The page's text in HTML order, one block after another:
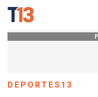
DEPORTES13